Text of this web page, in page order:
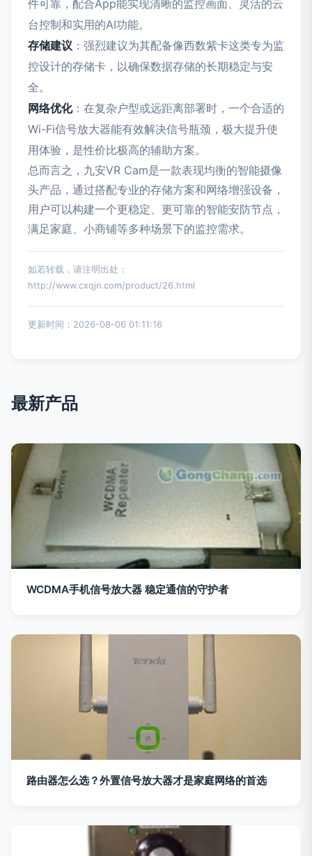
件可靠，配合App能实现清晰的监控画面、灵活的云
台控制和实用的AI功能。
存储建议 ：强烈建议为其配备像西数紫卡这类专为监
控设计的存储卡，以确保数据存储的长期稳定与安
全。
网络优化：在复杂户型或远距离部署时，一个合适的
Wi-Fi信号放大器能有效解决信号瓶颈，极大提升使
用体验，是性价比极高的辅助方案。
总而言之，九安VR Cam是一款表现均衡的智能摄像
头产品，通过搭配专业的存储方案和网络增强设备，
用户可以构建一个更稳定、更可靠的智能安防节点，
满足家庭、小商铺等多种场景下的监控需求。
如若转载，请注明出处：
http://www.cxqjn.com/product/26.html
更新时间：2026-08-06 01:11:16
最新产品
WCDMA手机信号放大器 稳定通信的守护者
路由器怎么选？外置信号放大器才是家庭网络的首选